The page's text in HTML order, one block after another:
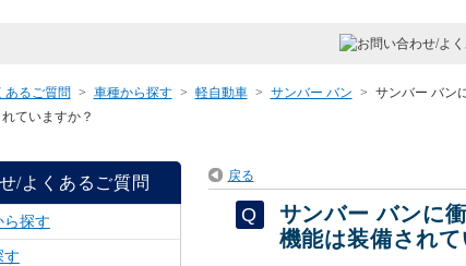
あるご質問 > 車種から探す > 軽自動車 > サンバー バン > サンバー バン
ていますか？
/よくあるご質問
ら探す
す
戻る
サンバー バンに
機能は装備されて